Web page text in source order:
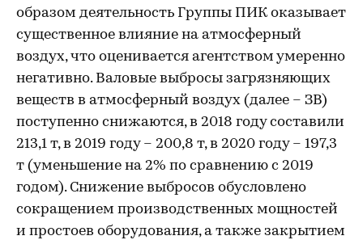
образом деятельность Группы ПИК оказывает
существенное влияние на атмосферный
воздух, что оценивается агентством умеренно
негативно. Валовые выбросы загрязняющих
веществ в атмосферный воздух (далее – ЗВ)
поступенно снижаются, в 2018 году составили
213,1 т, в 2019 году – 200,8 т, в 2020 году – 197,3
т (уменьшение на 2% по сравнению с 2019
годом). Снижение выбросов обусловлено
сокращением производственных мощностей
и простоев оборудования, а также закрытием